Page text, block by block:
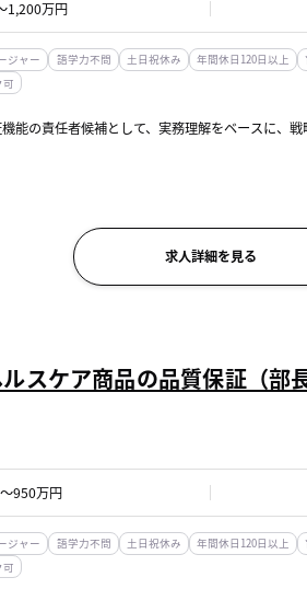
1,200万円
ジャー 語学力不問 土日祝休み 年間休日120日以上
可
能の責任者候補として、実務理解をベースに、戦
ールの設計・再構築
求人詳細を見る
スケア商品の品質保証（部
950万円
ジャー 語学力不問 土日祝休み 年間休日120日以上
可